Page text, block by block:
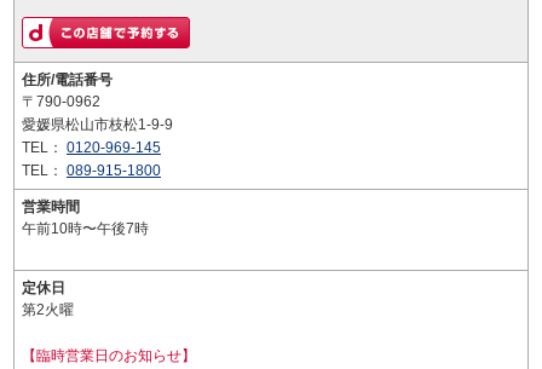
住所/電話番号
〒790-0962
愛媛県松山市枝松1-9-9
TEL： 0120-969-145
TEL： 089-915-1800
営業時間
午前10時〜午後7時
定休日
第2火曜
【臨時営業日のお知らせ】